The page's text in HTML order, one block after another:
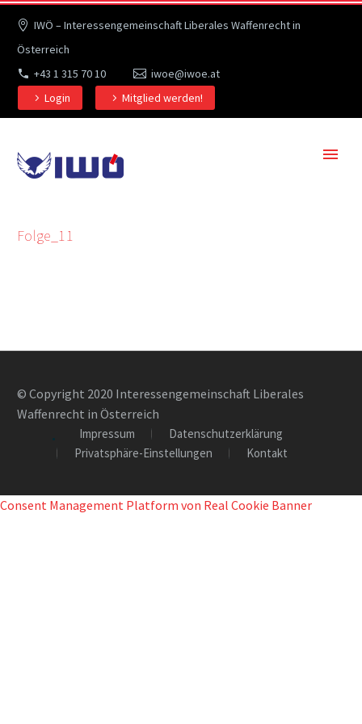
IWÖ – Interessengemeinschaft Liberales Waffenrecht in
Österreich
+43 1 315 70 10
iwoe@iwoe.at
Login
Mitglied werden!
Folge_11
© Copyright 2020 Interessengemeinschaft Liberales
Waffenrecht in Österreich
Impressum
Datenschutzerklärung
Privatsphäre-Einstellungen
Kontakt
Consent Management Platform von Real Cookie Banner